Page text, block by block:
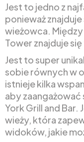
Jest to jedno z
ponieważ
wieżowca. Między
Tower znajduje
Jest to super
sobie równych w
istnieje kilka
aby zaangażować
York Grill and
wieży, która
widoków, jakie